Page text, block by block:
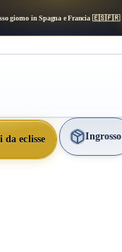
giorno in Spagna e Francia 🇪🇸🇫🇷
da eclisse Ingrosso